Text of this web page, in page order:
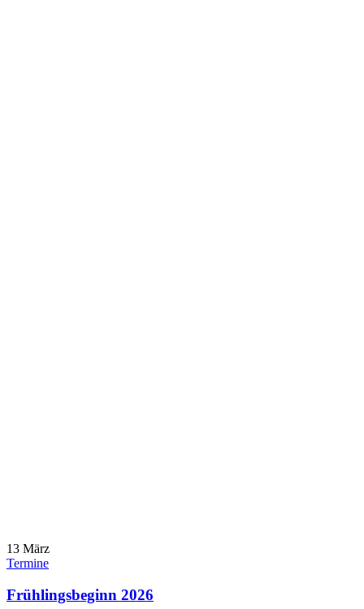
13 März
Termine
Frühlingsbeginn 2026